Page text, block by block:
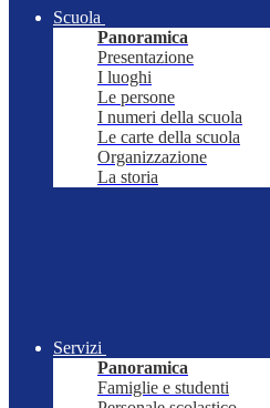
Scuola
Panoramica
Presentazione
I luoghi
Le persone
I numeri della scuola
Le carte della scuola
Organizzazione
La storia
Servizi
Panoramica
Famiglie e studenti